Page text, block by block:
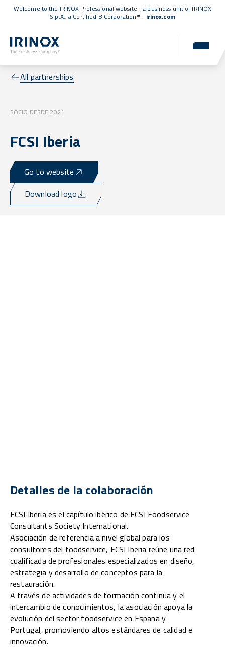
Welcome to the IRINOX Professional website - a business unit of IRINOX
S.p.A., a Certified B Corporation™ - irinox.com
All partnerships
SOCIO DESDE 2021
FCSI Iberia
Go to website
Download logo
Detalles de la colaboración
FCSI Iberia es el capítulo ibérico de FCSI Foodservice
Consultants Society International.
Asociación de referencia a nivel global para los
consultores del foodservice, FCSI Iberia reúne una red
cualificada de profesionales especializados en diseño,
estrategia y desarrollo de conceptos para la
restauración.
A través de actividades de formación continua y el
intercambio de conocimientos, la asociación apoya la
evolución del sector foodservice en España y
Portugal, promoviendo altos estándares de calidad e
innovación.